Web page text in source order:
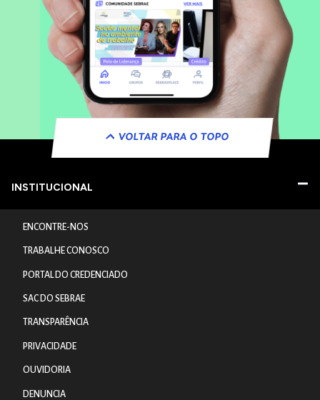
VOLTAR PARA O TOPO
INSTITUCIONAL
ENCONTRE-NOS
TRABALHE CONOSCO
PORTAL DO CREDENCIADO
SAC DO SEBRAE
TRANSPARÊNCIA
PRIVACIDADE
OUVIDORIA
DENUNCIA